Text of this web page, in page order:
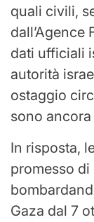
quali civili,
dall’Agence
dati ufficiali
autorità
ostaggio
sono
In risposta,
promesso di
Gaza dal 7